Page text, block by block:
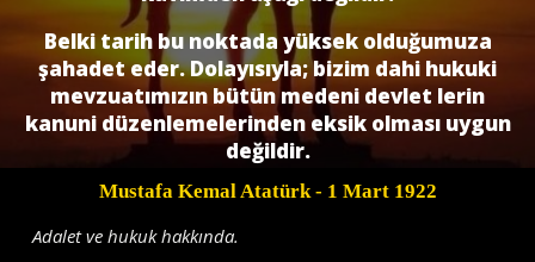
Belki tarih bu noktada yüksek olduğumuza
şahadet eder. Dolayısıyla; bizim dahi hukuki
mevzuatımızın bütün medeni devlet lerin
kanuni düzenlemelerinden eksik olması uygun
değildir.
Mustafa Kemal Atatürk- 1 Mart 1922
Adalet ve hukuk hakkında.